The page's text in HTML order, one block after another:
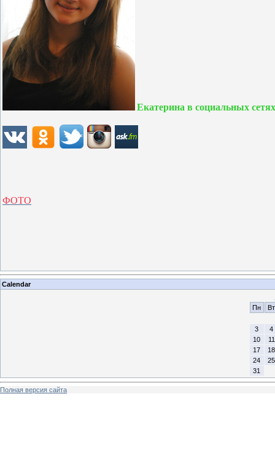
Екатерина в социальных
ФОТО
Calendar
Пн
Вт
3
4
10
11
17
18
24
25
31
Полная версия сайта